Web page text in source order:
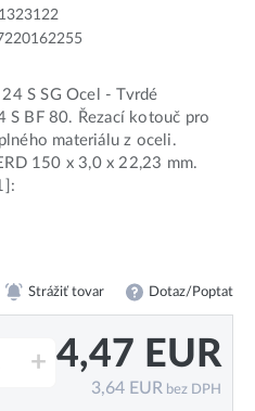
S SG Ocel - Tvrdé
S BF 80. Řezací kotouč pro
materiálu z oceli.
150 x 3,0 x 22,23 mm.
Strážiť tovar Dotaz/Poptat
+ 4,47 EUR
3,64 EUR bez DPH